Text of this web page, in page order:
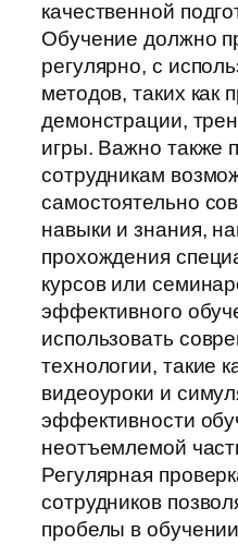
качественной
Обучение должно
регулярно, с
методов, таких как
демонстрации,
игры. Важно также
сотрудникам
самостоятельно
навыки и знания,
прохождения
курсов или
эффективного
использовать
технологии, такие
видеоуроки и
эффективности
неотъемлемой
Регулярная
сотрудников
пробелы в